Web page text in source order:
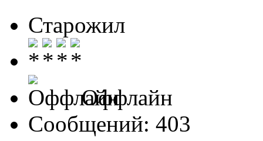
Старожил
Оффлайн
Сообщений: 403